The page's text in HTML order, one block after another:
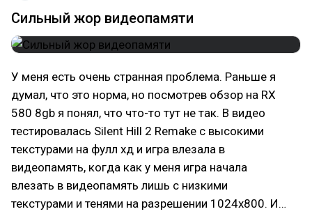
Сильный жор видеопамяти
У меня есть очень странная проблема. Раньше я
думал, что это норма, но посмотрев обзор на RX
580 8gb я понял, что что-то тут не так. В видео
тестировалась Silent Hill 2 Remake с высокими
текстурами на фулл хд и игра влезала в
видеопамять, когда как у меня игра начала
влезать в видеопамять лишь с низкими
текстурами и тенями на разрешении 1024х800. И…